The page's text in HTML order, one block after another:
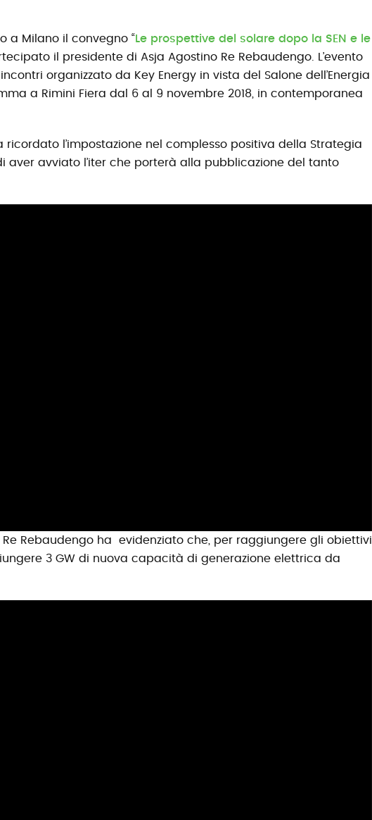
a Milano il convegno “Le prospettive del solare dopo la SEN e le
il presidente di Asja Agostino Re Rebaudengo. L’evento
organizzato da Key Energy in vista del Salone dell’Energia
a Rimini Fiera dal 6 al 9 novembre 2018, in contemporanea
ricordato l’impostazione nel complesso positiva della Strategia
aver avviato l’iter che porterà alla pubblicazione del tanto
Re Rebaudengo ha evidenziato che, per raggiungere gli obiettivi
3 GW di nuova capacità di generazione elettrica da